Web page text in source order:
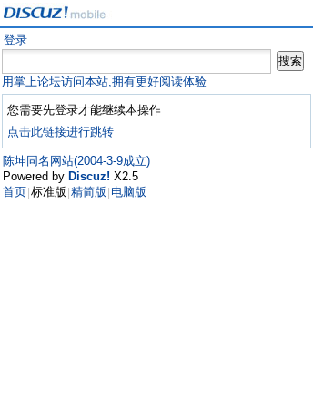
登录
用掌上论坛访问本站,拥有更好阅读体验
您需要先登录才能继续本操作
点击此链接进行跳转
陈坤同名网站(2004-3-9成立)
Powered by Discuz! X2.5
首页 标准版 精简版 电脑版